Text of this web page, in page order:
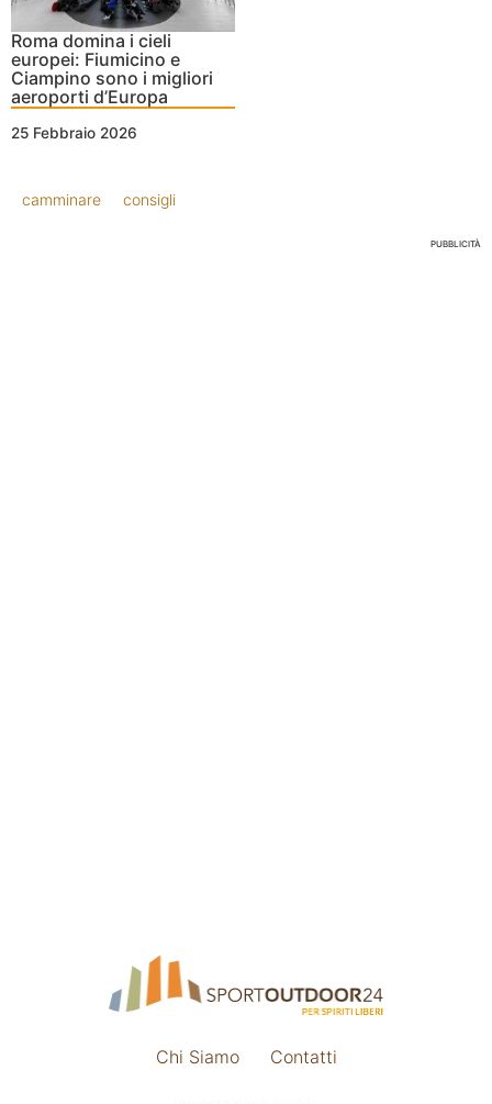
Roma domina i cieli
europei: Fiumicino e
Ciampino sono i migliori
aeroporti d’Europa
25 Febbraio 2026
camminare consigli
PUBBLICITÀ
Chi Siamo Contatti